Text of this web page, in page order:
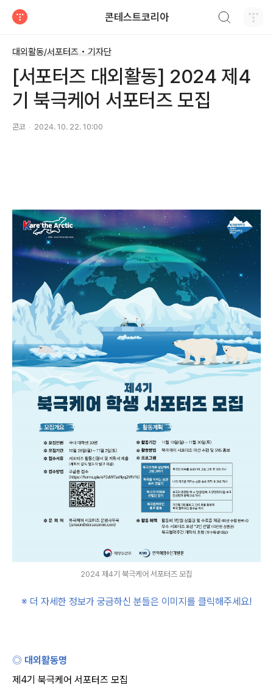
콘테스트코리아
대외활동/서포터즈 • 기자단
[서포터즈 대외활동] 2024 제4
기 북극케어 서포터즈 모집
콘코 2024. 10. 22. 10:00
2024 제4기 북극케어 서포터즈 모집
※ 더 자세한 정보가 궁금하신 분들은 이미지를 클릭해주세요!
◎ 대외활동명
제4기 북극케어 서포터즈 모집